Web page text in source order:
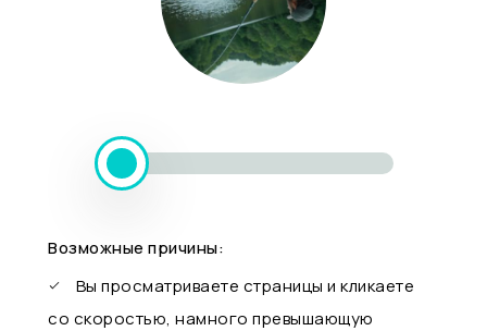
Возможные причины:
Вы просматриваете страницы и кликаете
со скоростью, намного превышающую